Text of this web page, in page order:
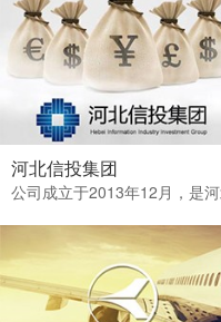
河北信投集团
公司成立于2013年12月，是